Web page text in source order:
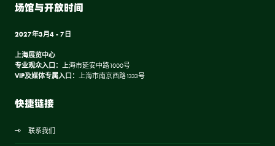
场馆与开放时间
2027年3月4 - 7日
上海展览中心
专业观众入口： 上海市延安中路1000号
VIP及媒体专属入口： 上海市南京西路1333号
快捷链接
联系我们